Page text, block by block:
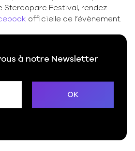
Stereoparc Festival, rendez-
officielle de l’évènement.
à notre Newsletter